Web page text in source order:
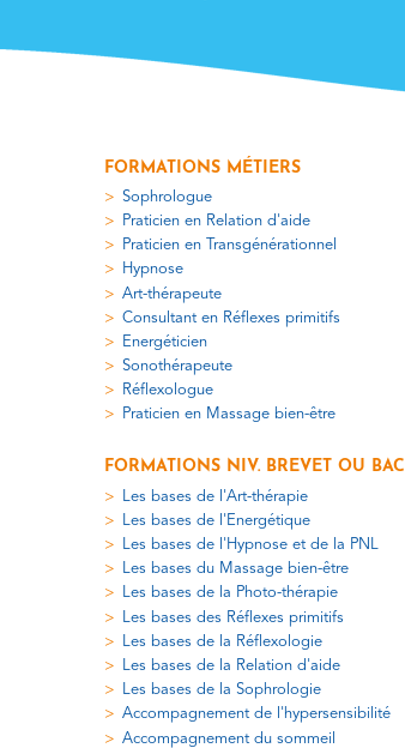
FORMATIONS MÉTIERS
Sophrologue
Praticien en Relation d'aide
Praticien en Transgénérationnel
Hypnose
Art-thérapeute
Consultant en Réflexes primitifs
Energéticien
Sonothérapeute
Réflexologue
Praticien en Massage bien-être
FORMATIONS NIV. BREVET OU BAC
Les bases de l'Art-thérapie
Les bases de l'Energétique
Les bases de l'Hypnose et de la PNL
Les bases du Massage bien-être
Les bases de la Photo-thérapie
Les bases des Réflexes primitifs
Les bases de la Réflexologie
Les bases de la Relation d'aide
Les bases de la Sophrologie
Accompagnement de l'hypersensibilité
Accompagnement du sommeil